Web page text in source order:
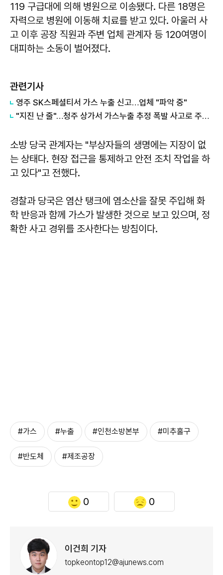
119 구급대에 의해 병원으로 이송됐다. 다른 18명은
자력으로 병원에 이동해 치료를 받고 있다. 아울러 사
고 이후 공장 직원과 주변 업체 관계자 등 120여명이
대피하는 소동이 벌어졌다.
관련기사
영주 SK스페셜티서 가스 누출 신고…업체 "파악 중"
"지진 난 줄"…청주 상가서 가스누출 추정 폭발 사고로 주민 15명 부상
소방 당국 관계자는 "부상자들의 생명에는 지장이 없
는 상태다. 현장 접근을 통제하고 안전 조치 작업을 하
고 있다"고 전했다.
경찰과 당국은 염산 탱크에 염소산을 잘못 주입해 화
학 반응과 함께 가스가 발생한 것으로 보고 있으며, 정
확한 사고 경위를 조사한다는 방침이다.
#가스 #누출 #인천소방본부 #미추홀구
#반도체 #제조공장
0 0
이건희 기자
topkeontop12@ajunews.com